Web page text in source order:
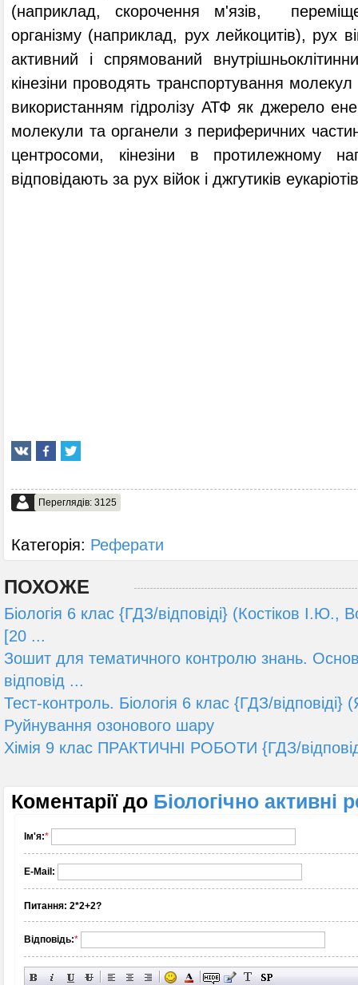
(наприклад, скорочення м'язів,
організму (наприклад, рух лейкоцитів), рух
активний і спрямований
кінезіни проводять транспортування
використанням гідролізу АТФ як джерело
молекули та органели з периферичних
центросоми, кінезіни в протилежному
відповідають за рух війок і джгутиків
Переглядів: 3125
Категорія: Реферати
ПОХОЖЕ
Біологія 6 клас {ГДЗ/відповіді} (Костіков
[20 ...
Зошит для тематичного контролю знань.
відповід ...
Тест-контроль. Біологія 6 клас {ГДЗ/
Руйнування озонового шару
Хімія 9 клас ПРАКТИЧНІ РОБОТИ {ГДЗ/
Коментарії до Біологічно активні
Ім'я:*
E-Mail:
Питання: 2*2+2?
Відповідь:*